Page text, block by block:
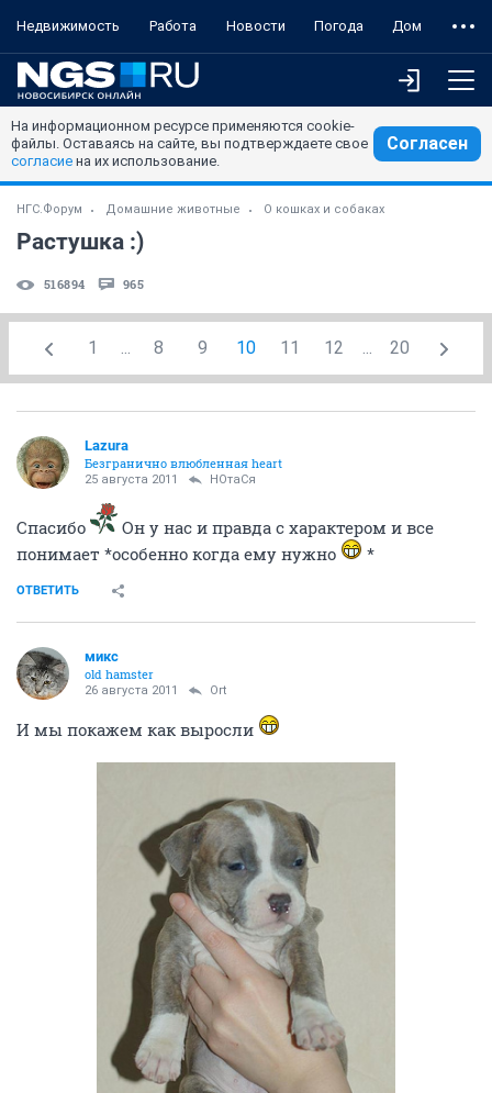
Недвижимость Работа Новости Погода Дом
На информационном ресурсе применяются cookie-
файлы. Оставаясь на сайте, вы подтверждаете свое
согласие на их использование.
Согласен
НГС.Форум Домашние животные О кошках и собаках
Растушка :)
516894 965
1 ... 8 9 10 11 12 ... 20
Lazura
Безгранично влюбленная heart
25 августа 2011 НОтаСя
Спасибо
Он у нас и правда с характером и все
понимает *особенно когда ему нужно
*
ОТВЕТИТЬ
микс
old hamster
26 августа 2011 Ort
И мы покажем как выросли